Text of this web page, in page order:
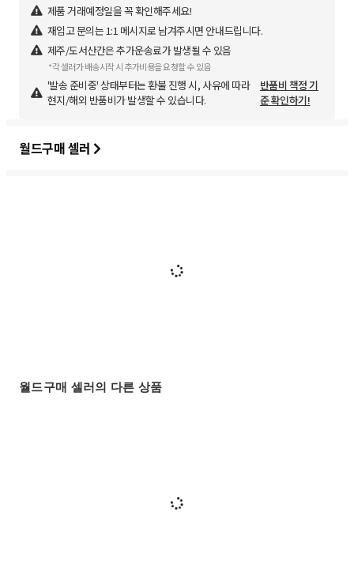
제품 거래예정일을 꼭 확인해주세요!
재입고 문의는 1:1 메시지로 남겨주시면 안내드립니다.
제주/도서산간은 추가운송료가 발생될 수 있음
*각 셀러가 배송시작 시 추가비용을 요청할 수 있음
'발송 준비중' 상태부터는 환불 진행 시, 사유에 따라
현지/해외 반품비가 발생할 수 있습니다.
반품비 책정 기
준 확인하기!
월드구매 셀러
월드구매 셀러의 다른 상품